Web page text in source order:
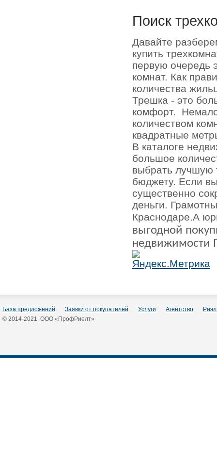
Поиск
Давайте
купить
первую очередь
комнат. Как
количества
Трешка - это
комфорт.
количеством
квадратные
В каталоге
большое
выбрать лучшую
бюджету. Если
существенно
деньги.
Краснодаре.А
выгодной
недвижимости
База предложений Заявки от покупателей Услуги Агентство
© 2014-2021 ООО «ПрофРиелт»